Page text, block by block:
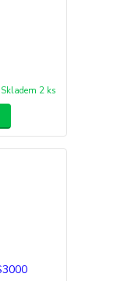
Skladem 2 ks